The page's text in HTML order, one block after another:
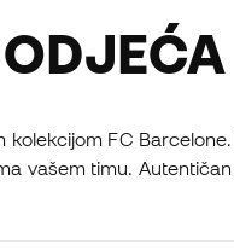
kolekcijom FC
vašem timu.